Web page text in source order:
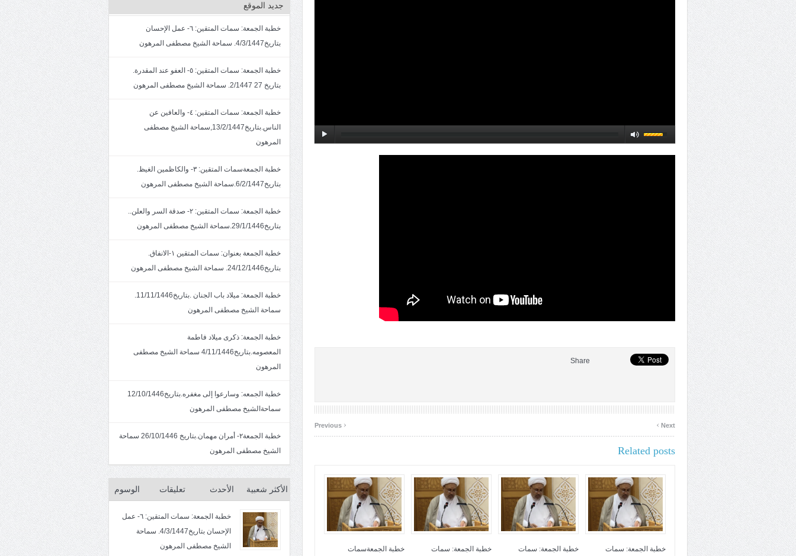
Share
‹ Next
›
Related posts
خطبة الجمعة: سمات
خطبة الجمعة: سمات
خطبة الجمعة: سمات
خطبة الجمعةسمات
جديد الموقع
خطبة الجمعة: سمات المتقين: ٦- عمل الإحسان
بتاريخ4/3/1447. سماحة الشيخ مصطفى المرهون
خطبة الجمعة: سمات المتقين: ٥- العفو عند المقدرة.
بتاريخ 27 2/1447. سماحة الشيخ مصطفى المرهون
خطبة الجمعة: سمات المتقين: ٤- والعافين عن
الناس.بتاريخ13/2/1447,سماحة الشيخ مصطفى
المرهون
خطبة الجمعةسمات المتقين: ٣- والكاظمين الغيظ.
بتاريخ6/2/1447.سماحة الشيخ مصطفى المرهون
خطبة الجمعة: سمات المتقين: ٢- صدقة السر والعلن..
بتاريخ29/1/1446.سماحة الشيخ مصطفى المرهون
خطبة الجمعة بعنوان: سمات المتقين ١-الانفاق.
بتاريخ24/12/1446. سماحة الشيخ مصطفى المرهون
خطبة الجمعة: ميلاد باب الجنان .بتاريخ11/11/1446.
سماحة الشيخ مصطفى المرهون
خطبة الجمعة: ذكرى ميلاد فاطمة
المعصومه.بتاريخ4/11/1446 سماحة الشيخ مصطفى
المرهون
خطبة الجمعه: وسارعوا إلى مغفره.بتاريخ12/10/1446
سماحةالشيخ مصطفى المرهون
خطبة الجمعة٢- أمران مهمان.بتاريخ 26/10/1446 سماحة
الشيخ مصطفى المرهون
الأكثر شعبية الأحدث تعليقات الوسوم
خطبة الجمعة: سمات المتقين: ٦- عمل
الإحسان بتاريخ4/3/1447. سماحة
الشيخ مصطفى المرهون